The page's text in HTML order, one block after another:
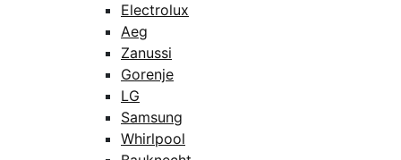
Electrolux
Aeg
Zanussi
Gorenje
LG
Samsung
Whirlpool